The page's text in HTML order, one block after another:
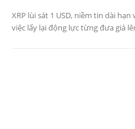
XRP lùi sát 1 USD, niềm tin dài
việc lấy lại động lực từng đưa giá